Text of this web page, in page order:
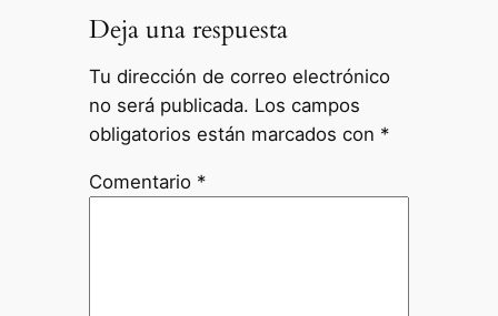
Deja una respuesta
Tu dirección de correo electrónico
no será publicada. Los campos
obligatorios están marcados con *
Comentario *